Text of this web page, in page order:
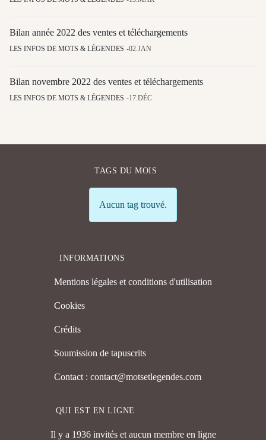
Bilan année 2022 des ventes et téléchargements
LES INFOS DE MOTS & LÉGENDES 02.JAN
Bilan novembre 2022 des ventes et téléchargements
LES INFOS DE MOTS & LÉGENDES 17.DÉC
TAGS DU MOIS
Info
Aucun tag trouvé.
INFORMATIONS
Mentions légales et conditions d'utilisation
Cookies
Crédits
Soumission de tapuscrits
Contact : contact@motsetlegendes.com
QUI EST EN LIGNE
Il y a 1936 invités et aucun membre en ligne